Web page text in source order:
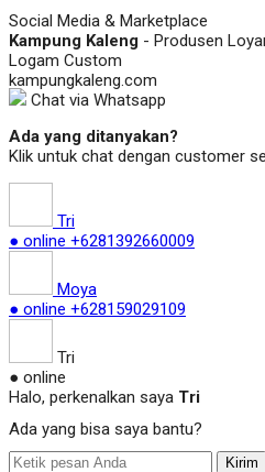
Social Media & Marketplace
Kampung Kaleng - Produsen
Logam Custom
kampungkaleng.com
Chat via Whatsapp
Ada yang ditanyakan?
Klik untuk chat dengan customer
Tri
● online +6281392660009
Moya
● online +628159029109
Tri
● online
Halo, perkenalkan saya Tri
Ada yang bisa saya bantu?
Kirim